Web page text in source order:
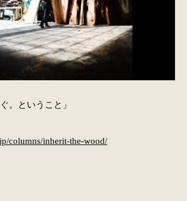
。ということ」
columns/inherit-the-wood/